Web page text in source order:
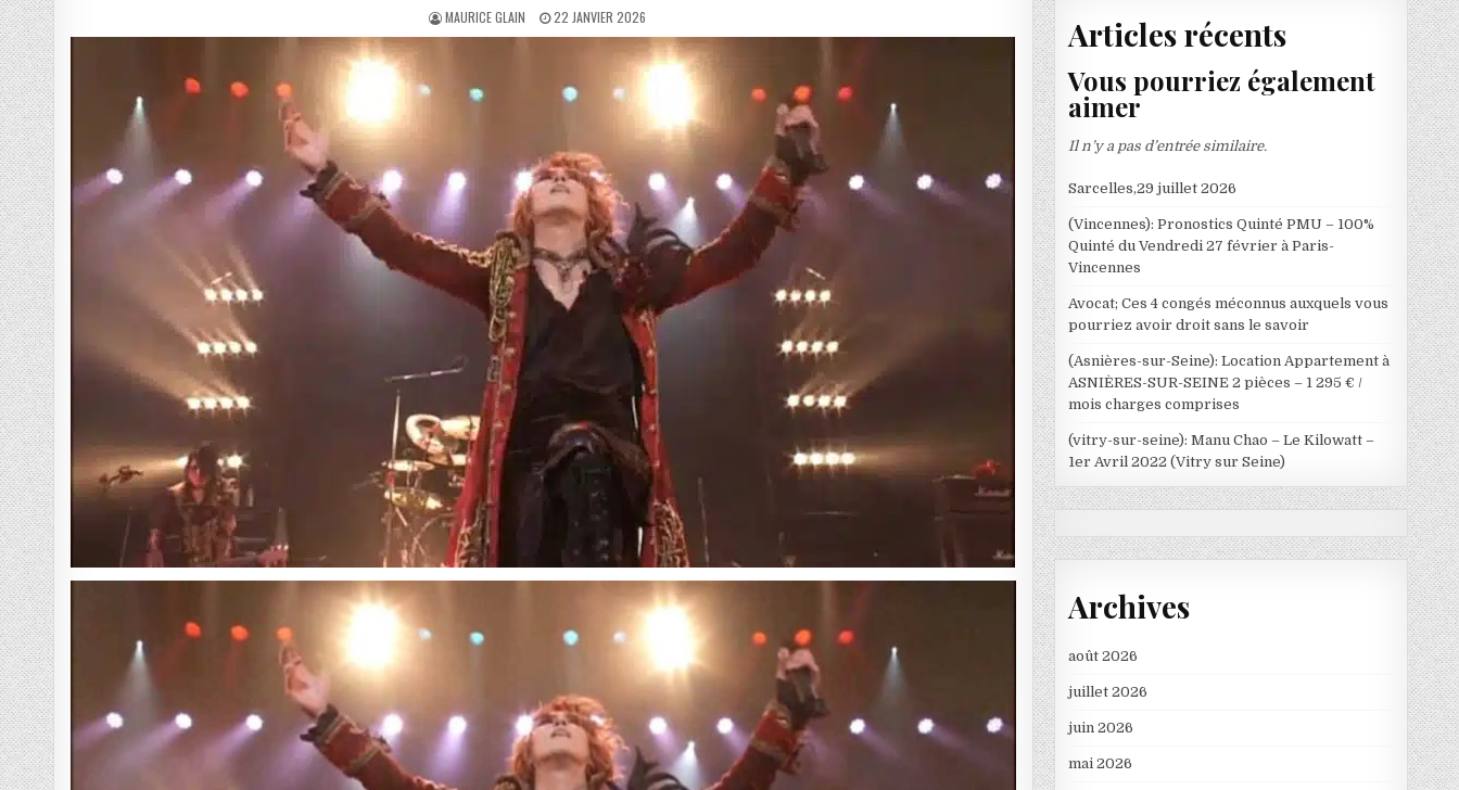
AUTHOR:
MAURICE GLAIN
PUBLISHED
DATE:
22 JANVIER 2026 Articles récents
Vous pourriez également
aimer
Il n’y a pas d’entrée similaire.
Sarcelles,29 juillet 2026
(Vincennes): Pronostics Quinté PMU – 100%
Quinté du Vendredi 27 février à Paris-
Vincennes
Avocat; Ces 4 congés méconnus auxquels vous
pourriez avoir droit sans le savoir
(Asnières-sur-Seine): Location Appartement à
ASNIÈRES-SUR-SEINE 2 pièces – 1 295 € /
mois charges comprises
(vitry-sur-seine): Manu Chao – Le Kilowatt –
1er Avril 2022 (Vitry sur Seine)
Archives
août 2026
juillet 2026
juin 2026
mai 2026